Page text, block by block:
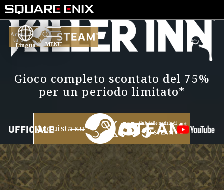
Acquis
ta su
Lingua
Gioco completo scontato del 75%
per un periodo limitato*
Acquista su